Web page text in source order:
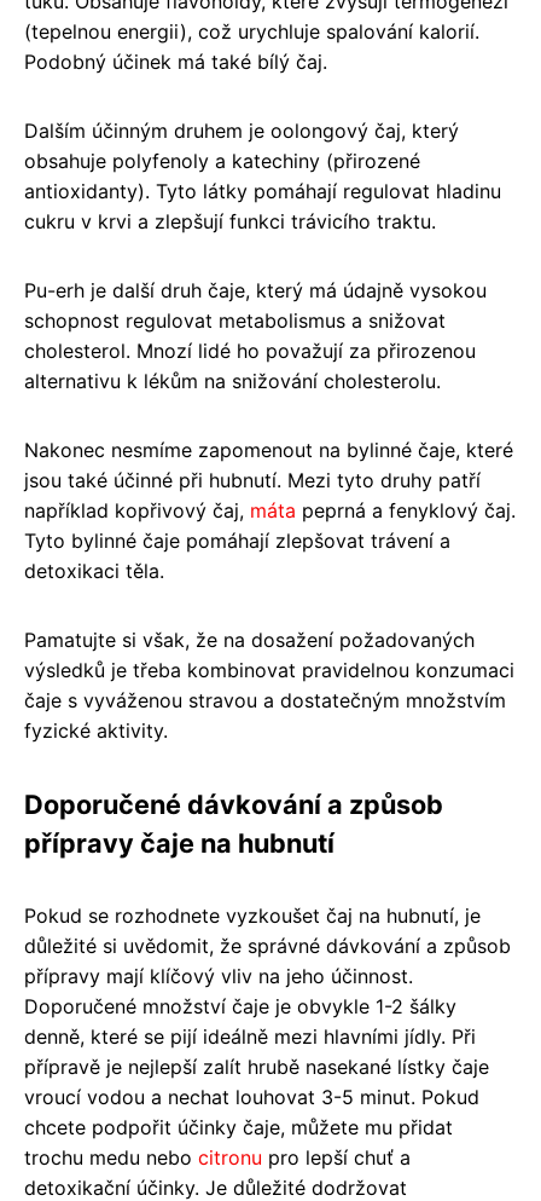
(tepelnou energii), což urychluje spalování kalorií.
Podobný účinek má také bílý čaj.
Dalším účinným druhem je oolongový čaj, který
obsahuje polyfenoly a katechiny (přirozené
antioxidanty). Tyto látky pomáhají regulovat hladinu
cukru v krvi a zlepšují funkci trávicího traktu.
Pu-erh je další druh čaje, který má údajně vysokou
schopnost regulovat metabolismus a snižovat
cholesterol. Mnozí lidé ho považují za přirozenou
alternativu k lékům na snižování cholesterolu.
Nakonec nesmíme zapomenout na bylinné čaje, které
jsou také účinné při hubnutí. Mezi tyto druhy patří
například kopřivový čaj, máta peprná a fenyklový čaj.
Tyto bylinné čaje pomáhají zlepšovat trávení a
detoxikaci těla.
Pamatujte si však, že na dosažení požadovaných
výsledků je třeba kombinovat pravidelnou konzumaci
čaje s vyváženou stravou a dostatečným množstvím
fyzické aktivity.
Doporučené dávkování a způsob
přípravy čaje na hubnutí
Pokud se rozhodnete vyzkoušet čaj na hubnutí, je
důležité si uvědomit, že správné dávkování a způsob
přípravy mají klíčový vliv na jeho účinnost.
Doporučené množství čaje je obvykle 1-2 šálky
denně, které se pijí ideálně mezi hlavními jídly. Při
přípravě je nejlepší zalít hrubě nasekané lístky čaje
vroucí vodou a nechat louhovat 3-5 minut. Pokud
chcete podpořit účinky čaje, můžete mu přidat
trochu medu nebo citronu pro lepší chuť a
detoxikační účinky. Je důležité dodržovat